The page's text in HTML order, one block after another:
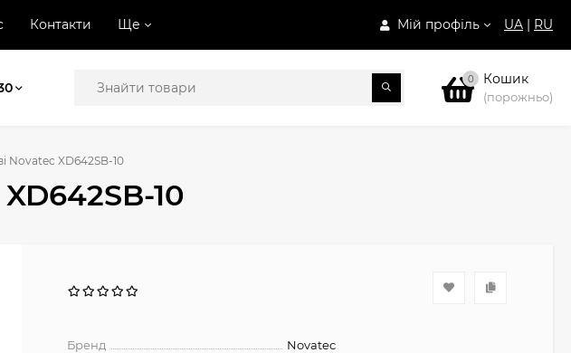
Мій профіль UA | RU
Контакти Ще
0 Кошик
(порожньо)
Novatec XD642SB-10
10
Бренд
Novatec